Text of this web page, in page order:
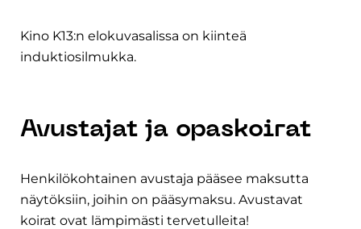
Kino K13:n elokuvasalissa on kiinteä
induktiosilmukka.
Avustajat ja opaskoirat
Henkilökohtainen avustaja pääsee maksutta
näytöksiin, joihin on pääsymaksu. Avustavat
koirat ovat lämpimästi tervetulleita!